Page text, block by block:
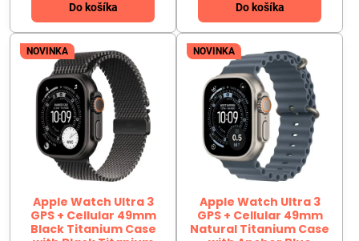
Do košíka Do košíka
NOVINKA
Apple Watch Ultra 3
GPS + Cellular 49mm
Black Titanium Case
NOVINKA
Apple Watch Ultra 3
GPS + Cellular 49mm
Natural Titanium Case